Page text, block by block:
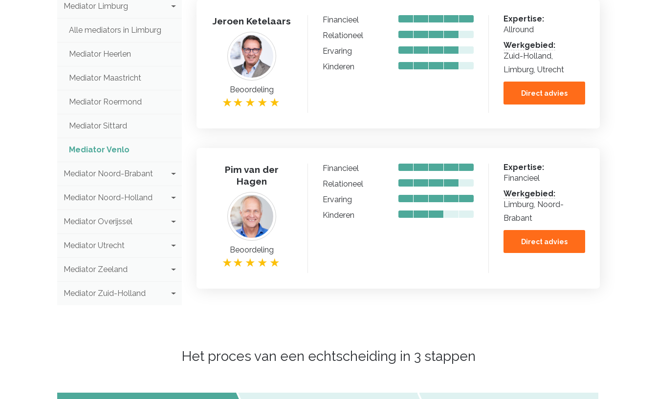
Mediator Limburg
Alle mediators in Limburg
Mediator Heerlen
Mediator Maastricht
Mediator Roermond
Mediator Sittard
Mediator Venlo
Mediator Noord-Brabant
Mediator Noord-Holland
Mediator Overijssel
Mediator Utrecht
Mediator Zeeland
Mediator Zuid-Holland
Jeroen Ketelaars
Beoordeling
Financieel
Relationeel
Ervaring
Kinderen
Expertise:
Allround
Werkgebied:
Zuid-Holland,
Limburg, Utrecht
Direct advies
Pim van der
Hagen
Beoordeling
Financieel
Relationeel
Ervaring
Kinderen
Expertise:
Financieel
Werkgebied:
Limburg, Noord-
Brabant
Direct advies
Het proces van een echtscheiding in 3 stappen